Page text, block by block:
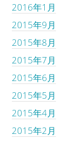
2016年1月
2015年9月
2015年8月
2015年7月
2015年6月
2015年5月
2015年4月
2015年2月